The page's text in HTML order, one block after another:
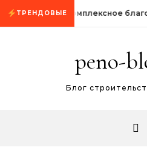
Промотать к содержимому
ТРЕНДОВЫЕКомплексное
peno-
Блог